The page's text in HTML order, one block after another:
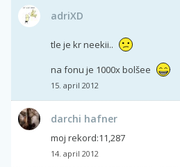
adriXD
tle je kr neekii..
na fonu je 1000x bolšee
15. april 2012
darchi hafner
moj rekord:11,287
14. april 2012